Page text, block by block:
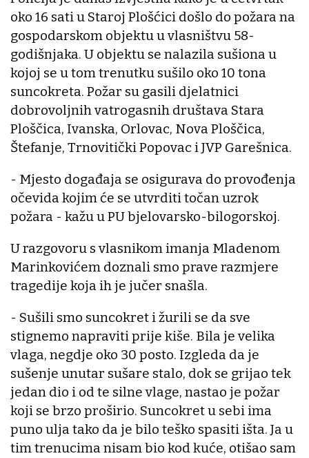
oko 16 sati u Staroj Plošćici došlo do požara na
gospodarskom objektu u vlasništvu 58-
godišnjaka. U objektu se nalazila sušiona u
kojoj se u tom trenutku sušilo oko 10 tona
suncokreta. Požar su gasili djelatnici
dobrovoljnih vatrogasnih društava Stara
Ploščica, Ivanska, Orlovac, Nova Ploščica,
Štefanje, Trnovitički Popovac i JVP Garešnica.
- Mjesto događaja se osigurava do provođenja
očevida kojim će se utvrditi točan uzrok
požara - kažu u PU bjelovarsko-bilogorskoj.
U razgovoru s vlasnikom imanja Mladenom
Marinkovićem doznali smo prave razmjere
tragedije koja ih je jučer snašla.
- Sušili smo suncokret i žurili se da sve
stignemo napraviti prije kiše. Bila je velika
vlaga, negdje oko 30 posto. Izgleda da je
sušenje unutar sušare stalo, dok se grijao tek
jedan dio i od te silne vlage, nastao je požar
koji se brzo proširio. Suncokret u sebi ima
puno ulja tako da je bilo teško spasiti išta. Ja u
tim trenucima nisam bio kod kuće, otišao sam